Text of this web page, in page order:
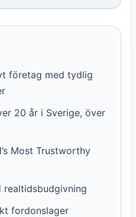
företag med tydlig
20 år i Sverige, över
Most Trustworthy
realtidsbudgivning
fordonslager